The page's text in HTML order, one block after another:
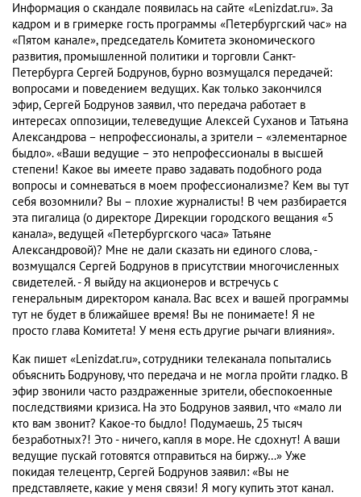
Информация о скандале появилась на сайте «Lenizdat.ru». За
кадром и в гримерке гость программы «Петербургский час» на
«Пятом канале», председатель Комитета экономического
развития, промышленной политики и торговли Санкт-
Петербурга Сергей Бодрунов, бурно возмущался передачей:
вопросами и поведением ведущих. Как только закончился
эфир, Сергей Бодрунов заявил, что передача работает в
интересах оппозиции, телеведущие Алексей Суханов и Татьяна
Александрова – непрофессионалы, а зрители – «элементарное
быдло». «Ваши ведущие – это непрофессионалы в высшей
степени! Какое вы имеете право задавать подобного рода
вопросы и сомневаться в моем профессионализме? Кем вы тут
себя возомнили? Вы – плохие журналисты! В чем разбирается
эта пигалица (о директоре Дирекции городского вещания «5
канала», ведущей «Петербургского часа» Татьяне
Александровой)? Мне не дали сказать ни единого слова, -
возмущался Сергей Бодрунов в присутствии многочисленных
свидетелей. - Я выйду на акционеров и встречусь с
генеральным директором канала. Вас всех и вашей программы
тут не будет в ближайшее время! Вы не понимаете! Я не
просто глава Комитета! У меня есть другие рычаги влияния».
Как пишет «Lenizdat.ru», сотрудники телеканала попытались
объяснить Бодрунову, что передача и не могла пройти гладко. В
эфир звонили часто раздраженные зрители, обеспокоенные
последствиями кризиса. На это Бодрунов заявил, что «мало ли
кто вам звонит? Какое-то быдло! Подумаешь, 25 тысяч
безработных?! Это - ничего, капля в море. Не сдохнут! А ваши
ведущие пускай готовятся отправиться на биржу…» Уже
покидая телецентр, Сергей Бодрунов заявил: «Вы не
представляете, какие у меня связи! Я могу купить этот канал.